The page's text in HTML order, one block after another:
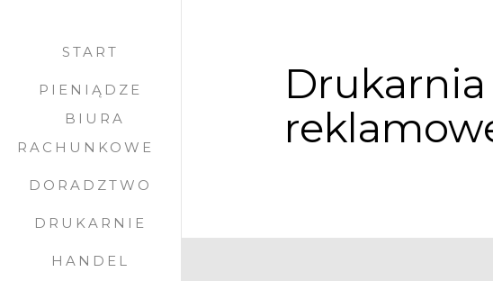
START
PIENIĄDZE
BIURA
RACHUNKOWE
DORADZTWO
DRUKARNIE
HANDEL